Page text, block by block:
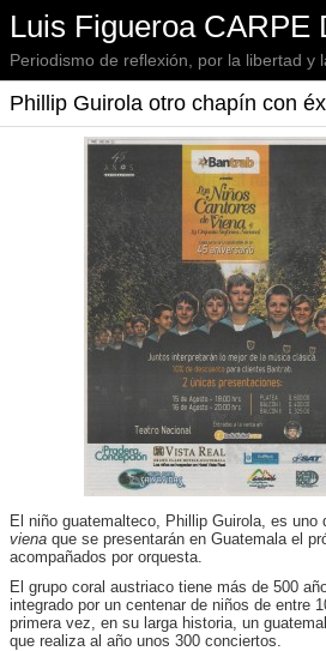
Luis Figueroa CARPE
Periodismo de reflexión, por la libertad y
Phillip Guirola otro chapín con
El niño guatemalteco, Phillip Guirola, es uno
viena que se presentarán en Guatemala el
acompañados por orquesta.
El grupo coral austriaco tiene más de 500
integrado por un centenar de niños de entre
primera vez, en su larga historia, un
que realiza al año unos 300 conciertos.